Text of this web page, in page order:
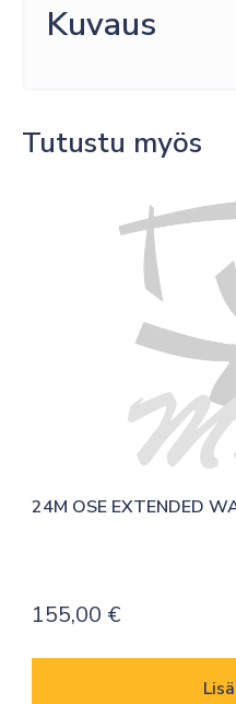
Kuvaus
Tutustu myös
24M OSE EXTENDED
155,00 €